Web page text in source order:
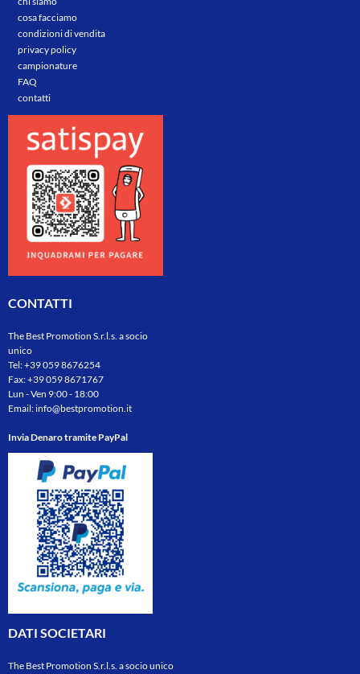
cosa facciamo
condizioni di vendita
privacy policy
campionature
FAQ
contatti
CONTATTI
The Best Promotion S.r.l.s. a socio
unico
Tel:+39 059 8676254
Fax: +39 059 8671767
Lun - Ven 9:00 - 18:00
Email:info@bestpromotion.it
Invia Denaro tramite PayPal
DATI SOCIETARI
The Best Promotion S.r.l.s. a socio unico